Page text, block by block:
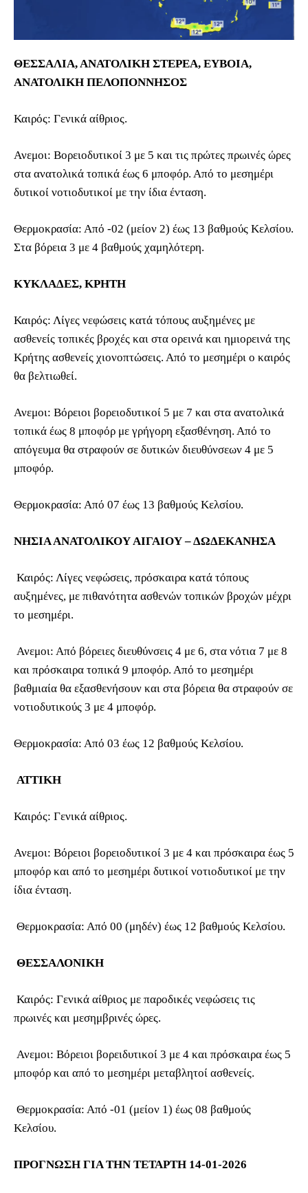
ΘΕΣΣΑΛΙΑ, ΑΝΑΤΟΛΙΚΗ ΣΤΕΡΕΑ, ΕΥΒΟΙΑ,
ΑΝΑΤΟΛΙΚΗ ΠΕΛΟΠΟΝΝΗΣΟΣ
Καιρός: Γενικά αίθριος.
Ανεμοι: Βορειοδυτικοί 3 με 5 και τις πρώτες πρωινές ώρες
στα ανατολικά τοπικά έως 6 μποφόρ. Από το μεσημέρι
δυτικοί νοτιοδυτικοί με την ίδια ένταση.
Θερμοκρασία: Από -02 (μείον 2) έως 13 βαθμούς Κελσίου.
Στα βόρεια 3 με 4 βαθμούς χαμηλότερη.
ΚΥΚΛΑΔΕΣ, ΚΡΗΤΗ
Καιρός: Λίγες νεφώσεις κατά τόπους αυξημένες με
ασθενείς τοπικές βροχές και στα ορεινά και ημιορεινά της
Κρήτης ασθενείς χιονοπτώσεις. Από το μεσημέρι ο καιρός
θα βελτιωθεί.
Ανεμοι: Βόρειοι βορειοδυτικοί 5 με 7 και στα ανατολικά
τοπικά έως 8 μποφόρ με γρήγορη εξασθένηση. Από το
απόγευμα θα στραφούν σε δυτικών διευθύνσεων 4 με 5
μποφόρ.
Θερμοκρασία: Από 07 έως 13 βαθμούς Κελσίου.
ΝΗΣΙΑ ΑΝΑΤΟΛΙΚΟΥ ΑΙΓΑΙΟΥ – ΔΩΔΕΚΑΝΗΣΑ
Καιρός: Λίγες νεφώσεις, πρόσκαιρα κατά τόπους
αυξημένες, με πιθανότητα ασθενών τοπικών βροχών μέχρι
το μεσημέρι.
Ανεμοι: Από βόρειες διευθύνσεις 4 με 6, στα νότια 7 με 8
και πρόσκαιρα τοπικά 9 μποφόρ. Από το μεσημέρι
βαθμιαία θα εξασθενήσουν και στα βόρεια θα στραφούν σε
νοτιοδυτικούς 3 με 4 μποφόρ.
Θερμοκρασία: Από 03 έως 12 βαθμούς Κελσίου.
ΑΤΤΙΚΗ
Καιρός: Γενικά αίθριος.
Ανεμοι: Βόρειοι βορειοδυτικοί 3 με 4 και πρόσκαιρα έως 5
μποφόρ και από το μεσημέρι δυτικοί νοτιοδυτικοί με την
ίδια ένταση.
Θερμοκρασία: Από 00 (μηδέν) έως 12 βαθμούς Κελσίου.
ΘΕΣΣΑΛΟΝΙΚΗ
Καιρός: Γενικά αίθριος με παροδικές νεφώσεις τις
πρωινές και μεσημβρινές ώρες.
Ανεμοι: Βόρειοι βορειδυτικοί 3 με 4 και πρόσκαιρα έως 5
μποφόρ και από το μεσημέρι μεταβλητοί ασθενείς.
Θερμοκρασία: Από -01 (μείον 1) έως 08 βαθμούς
Κελσίου.
ΠΡΟΓΝΩΣΗ ΓΙΑ ΤΗΝ ΤΕΤΑΡΤΗ 14-01-2026